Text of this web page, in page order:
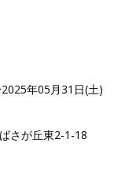
年05月31日(土)
さが丘東2-1-18